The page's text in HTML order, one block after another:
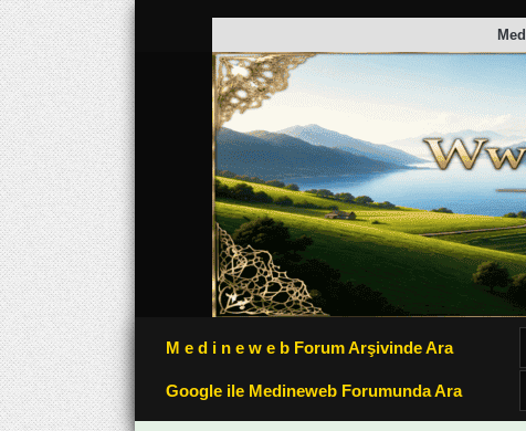
M e d i n e w e b Forum Arşivinde Ara
Google ile Medineweb Forumunda Ara